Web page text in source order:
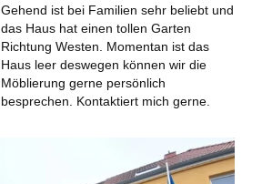
Gehend ist bei Familien sehr beliebt und
das Haus hat einen tollen Garten
Richtung Westen. Momentan ist das
Haus leer deswegen können wir die
Möblierung gerne persönlich
besprechen. Kontaktiert mich gerne.